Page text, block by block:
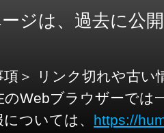
ジは、過去に公
項＞ リンク切れや古
のWebブラウザーでは
ついては、 https://